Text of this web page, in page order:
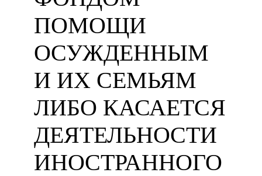
ПОМОЩИ
ОСУЖДЕННЫМ
И ИХ СЕМЬЯМ
ЛИБО КАСАЕТСЯ
ДЕЯТЕЛЬНОСТИ
ИНОСТРАННОГО